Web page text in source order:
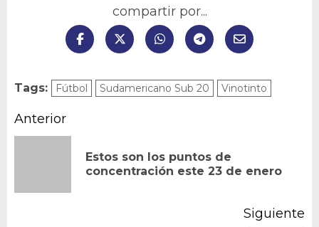
compartir por...
Tags: Fútbol Sudamericano Sub 20 Vinotinto
Navegación
entradas
Anterior
Estos son los puntos de
concentración este 23 de enero
Siguiente